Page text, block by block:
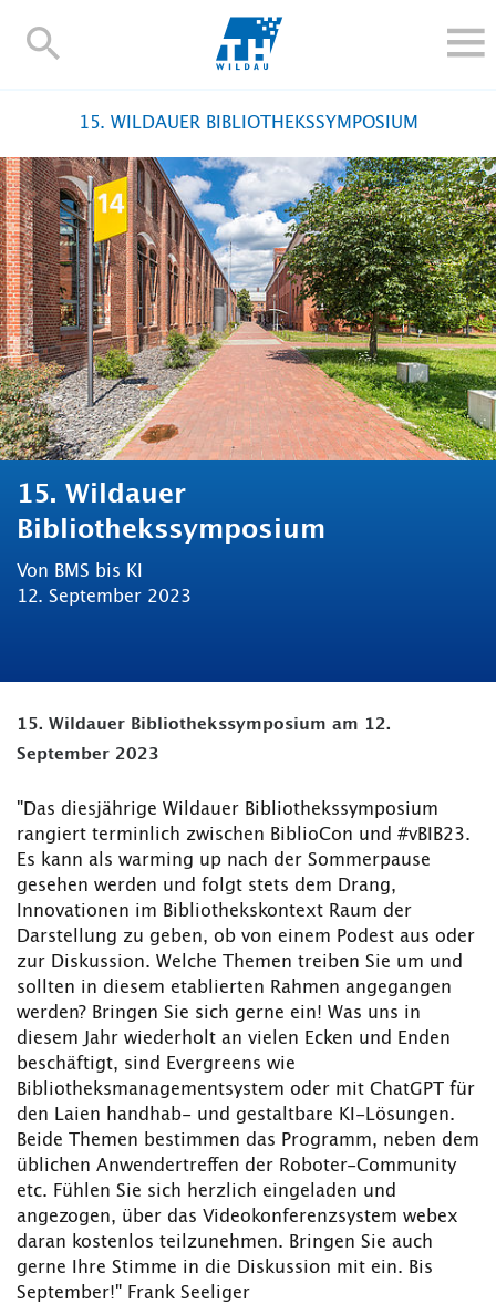
TH-
FORSCHUNG UND TRANSFER
ALUMNI
HOCHSCHULE
INTERNATIONAL
BESCHÄFTIGTE
Blogs Kontakt und Anfahrt Webmail Moodle
TH Online-Portal Personensuche English
15. WILDAUER BIBLIOTHEKSSYMPOSIUM
15. Wildauer
Bibliothekssymposium
Von BMS bis KI
12. September 2023
15. Wildauer Bibliothekssymposium am 12.
September 2023
"Das diesjährige Wildauer Bibliothekssymposium
rangiert terminlich zwischen BiblioCon und #vBIB23.
Es kann als warming up nach der Sommerpause
gesehen werden und folgt stets dem Drang,
Innovationen im Bibliothekskontext Raum der
Darstellung zu geben, ob von einem Podest aus oder
zur Diskussion. Welche Themen treiben Sie um und
sollten in diesem etablierten Rahmen angegangen
werden? Bringen Sie sich gerne ein! Was uns in
diesem Jahr wiederholt an vielen Ecken und Enden
beschäftigt, sind Evergreens wie
Bibliotheksmanagementsystem oder mit ChatGPT für
den Laien handhab- und gestaltbare KI-Lösungen.
Beide Themen bestimmen das Programm, neben dem
üblichen Anwendertreffen der Roboter-Community
etc. Fühlen Sie sich herzlich eingeladen und
angezogen, über das Videokonferenzsystem webex
daran kostenlos teilzunehmen. Bringen Sie auch
gerne Ihre Stimme in die Diskussion mit ein. Bis
September!" Frank Seeliger